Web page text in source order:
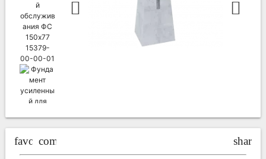
favorite_border
compare_arrows share